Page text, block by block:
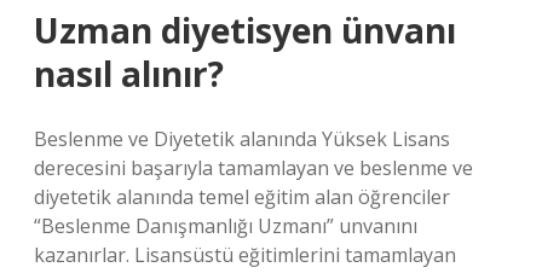
Uzman diyetisyen ünvanı
nasıl alınır?
Beslenme ve Diyetetik alanında Yüksek Lisans
derecesini başarıyla tamamlayan ve beslenme ve
diyetetik alanında temel eğitim alan öğrenciler
“Beslenme Danışmanlığı Uzmanı” unvanını
kazanırlar. Lisansüstü eğitimlerini tamamlayan